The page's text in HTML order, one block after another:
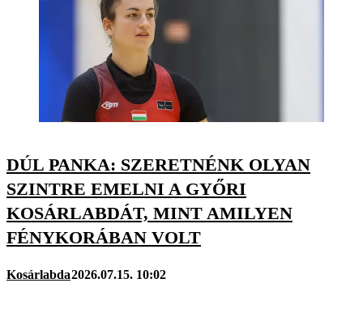
DÚL PANKA: SZERETNÉNK OLYAN
SZINTRE EMELNI A GYŐRI
KOSÁRLABDÁT, MINT AMILYEN
FÉNYKORÁBAN VOLT
Kosárlabda2026.07.15. 10:02